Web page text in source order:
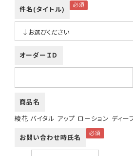
件名(タイトル)
オーダーＩＤ
商品名
綾花 バイタル アップ ローション ディー
お問い合わせ時氏名